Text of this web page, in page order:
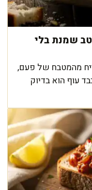
שמנת בלי
מהמטבח של פעם,
עוף הוא בדיוק